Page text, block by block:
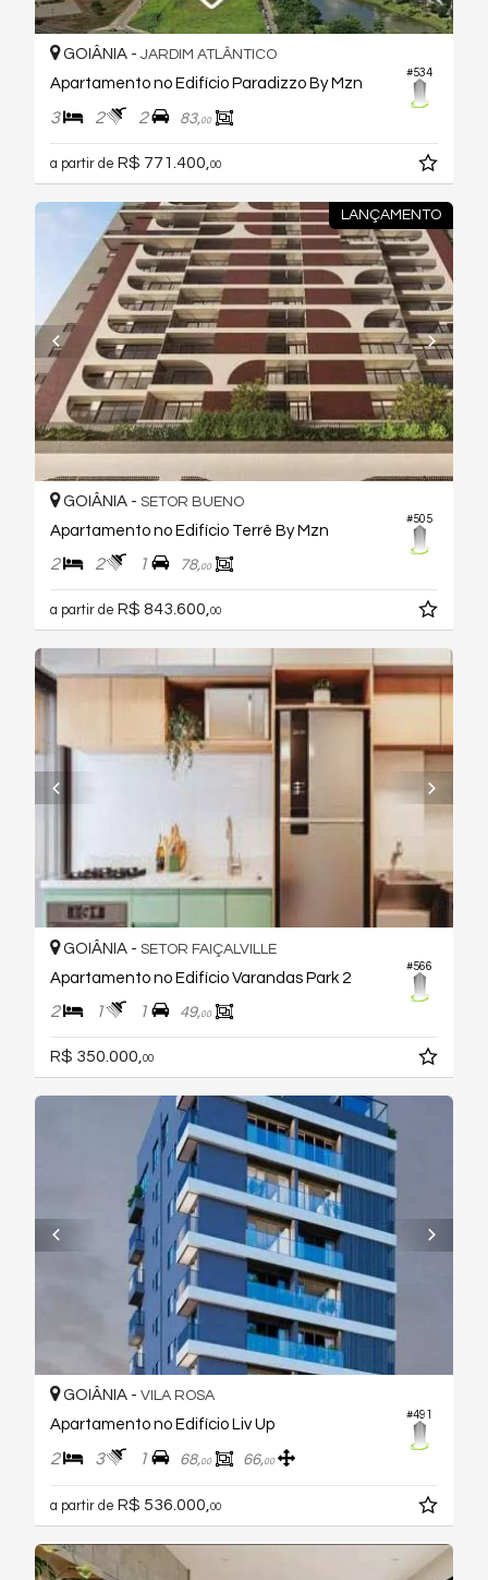
#534
GOIÂNIA - JARDIM ATLÂNTICO
Apartamento no Edifício Paradizzo By Mzn
3 2 2 83,00
a partir de R$ 771.400, 00
LANÇAMENTO
#505
GOIÂNIA - SETOR BUENO
Apartamento no Edifício Terrê By Mzn
2 2 1 78,00
a partir de R$ 843.600, 00
#566
GOIÂNIA - SETOR FAIÇALVILLE
Apartamento no Edifício Varandas Park 2
2 1 1 49,00
R$ 350.000, 00
#491
GOIÂNIA - VILA ROSA
Apartamento no Edifício Liv Up
2 3 1 68,00 66,00
a partir de R$ 536.000,00